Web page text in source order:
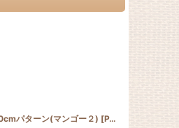
[ MANGO_150_200
パターン(マンゴー２) [PATTERN_T110_MANGO2